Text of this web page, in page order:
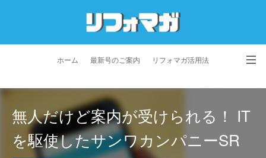
ホーム 最新号のご案内 リフォマガ活用法
よくあるご質問
プライバシーポリシー 利用規約 会社概要
無人だけど案内が受けられる！ IT
を駆使したサンワカンパニーSR